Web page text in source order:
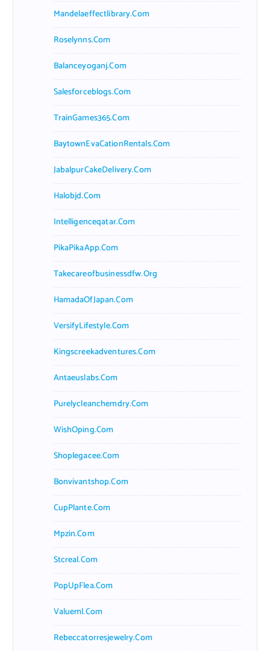
Mandelaeffectlibrary.com
Roselynns.com
Balanceyoganj.com
Salesforceblogs.com
TrainGames365.com
BaytownEvaCationRentals.com
JabalpurCakeDelivery.com
Halobjd.com
Intelligenceqatar.com
PikaPikaApp.com
Takecareofbusinessdfw.org
HamadaOfJapan.com
VersifyLifestyle.com
Kingscreekadventures.com
Antaeuslabs.com
Purelycleanchemdry.com
WishOping.com
Shoplegacee.com
Bonvivantshop.com
CupPlante.com
Mpzin.com
Stcreal.com
PopUpFlea.com
Valueml.com
Rebeccatorresjewelry.com